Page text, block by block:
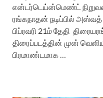
என்டர்டெய்ன்மெண்ட் நிறுவனம்
ரங்கநாதன் நடிப்பில் அஸ்வத்
பிப்ரவரி 21ம் தேதி
திரைப்படத்தின் முன்
பிரமாண்டமாக …